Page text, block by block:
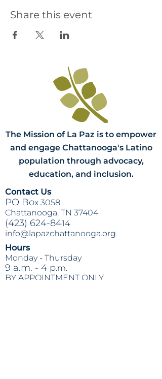
Share this event
The Mission of La Paz is to empower
and engage Chattanooga's Latino
population through advocacy,
education, and inclusion.
Contact Us
PO Box 3058
Chattanooga, TN 37404
(423) 624-8414
info@lapazchattanooga.org
Hours
Monday - Thursday
9 a.m. - 4 p.m.
BY APPOINTMENT ONLY